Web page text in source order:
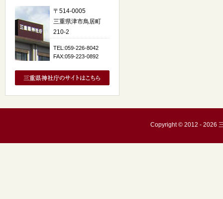
〒514-0005
三重県津市鳥居町
210-2
TEL:059-226-8042
FAX:059-223-0892
Copyright © 2012 - 2026